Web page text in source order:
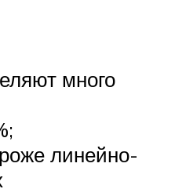
много
линейно-